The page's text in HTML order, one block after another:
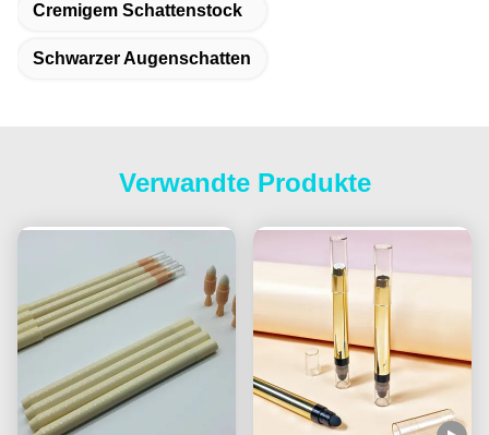
Cremigem Schattenstock
Schwarzer Augenschatten
Verwandte Produkte